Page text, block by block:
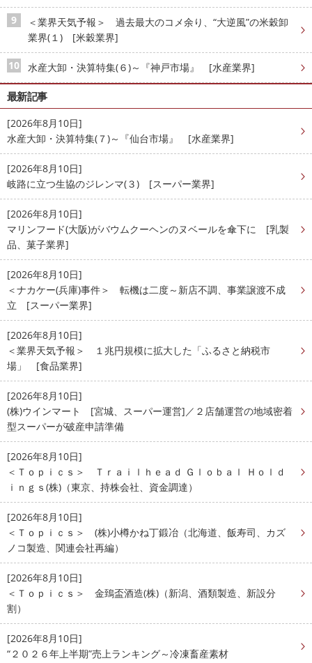
＜業界天気予報＞ 過去最大のコメ余り、“大逆風”の米穀卸
業界(１) [米穀業界]
水産大卸・決算特集(６)～『神戸市場』 [水産業界]
最新記事
[2026年8月10日]
水産大卸・決算特集(７)～『仙台市場』 [水産業界]
[2026年8月10日]
岐路に立つ生協のジレンマ(３) [スーパー業界]
[2026年8月10日]
マリンフード(大阪)がバウムクーヘンのヌベールを傘下に [乳製
品、菓子業界]
[2026年8月10日]
＜ナカケー(兵庫)事件＞ 転機は二度～新店不調、事業譲渡不成
立 [スーパー業界]
[2026年8月10日]
＜業界天気予報＞ １兆円規模に拡大した「ふるさと納税市
場」 [食品業界]
[2026年8月10日]
(株)ウインマート [宮城、スーパー運営]／２店舗運営の地域密着
型スーパーが破産申請準備
[2026年8月10日]
＜Ｔｏｐｉｃｓ＞ Ｔｒａｉｌｈｅａｄ Ｇｌｏｂａｌ Ｈｏｌｄ
ｉｎｇｓ(株)（東京、持株会社、資金調達）
[2026年8月10日]
＜Ｔｏｐｉｃｓ＞ (株)小樽かね丁鍛冶（北海道、飯寿司、カズ
ノコ製造、関連会社再編）
[2026年8月10日]
＜Ｔｏｐｉｃｓ＞ 金鵄盃酒造(株)（新潟、酒類製造、新設分
割）
[2026年8月10日]
“２０２６年上半期”売上ランキング～冷凍畜産素材